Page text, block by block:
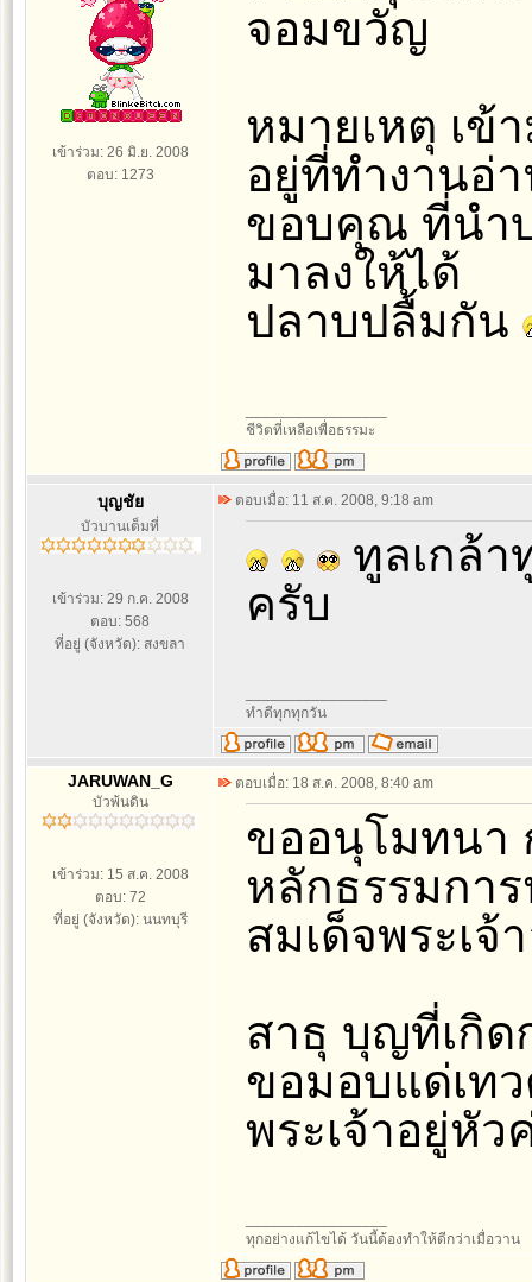
เข้าร่วม: 26 มิ.ย. 2008
ตอบ: 1273
จอมขวัญ
หมายเหตุ เข้
อยู่ที่ทำงานอ่
ขอบคุณ ที่นำ
มาลงให้ได้
ปลาบปลื้มกัน
ชีวิตที่เหลือเพื่อธรรมะ
บุญชัย
บัวบานเต็มที่
เข้าร่วม: 29 ก.ค. 2008
ตอบ: 568
ที่อยู่ (จังหวัด): สงขลา
ตอบเมื่อ: 11 ส.ค. 2008, 9:18 am
ทูลเกล้า
ครับ
ทำดีทุกทุกวัน
JARUWAN_G
บัวพ้นดิน
เข้าร่วม: 15 ส.ค. 2008
ตอบ: 72
ที่อยู่ (จังหวัด): นนทบุรี
ตอบเมื่อ: 18 ส.ค. 2008, 8:40 am
ขออนุโมทนา
หลักธรรมกา
สมเด็จพระเ
สาธุ บุญที่เกิด
ขอมอบแด่เท
พระเจ้าอยู่หัว
ทุกอย่างแก้ไขได้ วันนี้ต้องทำให้ดีกว่าเมื่อวาน